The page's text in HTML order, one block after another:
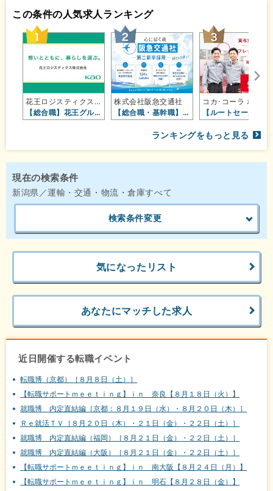
この条件の人気求人ランキング
花王ロジスティクス株式会社（花王グ…
【総合職】花王グループの当社で、多…
株式会社阪急交通社
【総合職・基幹職】総合旅行会社★土…
ランキングをもっと見る
現在の検索条件
新潟県／運輸・交通・物流・倉庫すべて
検索条件変更
気になったリスト
あなたにマッチした求人
近日開催する転職イベント
転職博（京都）［８月８日（土）］
【転職サポートｍｅｅｔｉｎｇ】ｉｎ 奈良【８月１８日（火）】
就職博 内定直結編［京都：８月１９日（水）・８月２０日（木）］
Ｒｅ就活ＴＶ［８月２０日（木）・２１日（金）・２２日（土）］
就職博 内定直結編（福岡）［８月２１日（金）・２２日（土）］
就職博 内定直結編（大阪）［８月２１日（金）・２２日（土）］
【転職サポートｍｅｅｔｉｎｇ】ｉｎ 南大阪【８月２４日（月）】
【転職サポートｍｅｅｔｉｎｇ】ｉｎ 明石【８月２８日（金）】